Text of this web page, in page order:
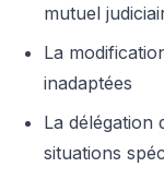
mutuel
La
inadaptées
La délégation
situations